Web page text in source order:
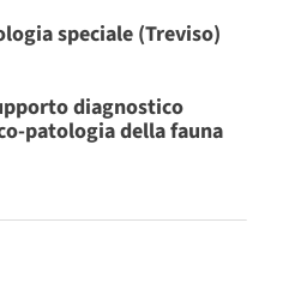
speciale (Treviso)
diagnostico
patologia della fauna